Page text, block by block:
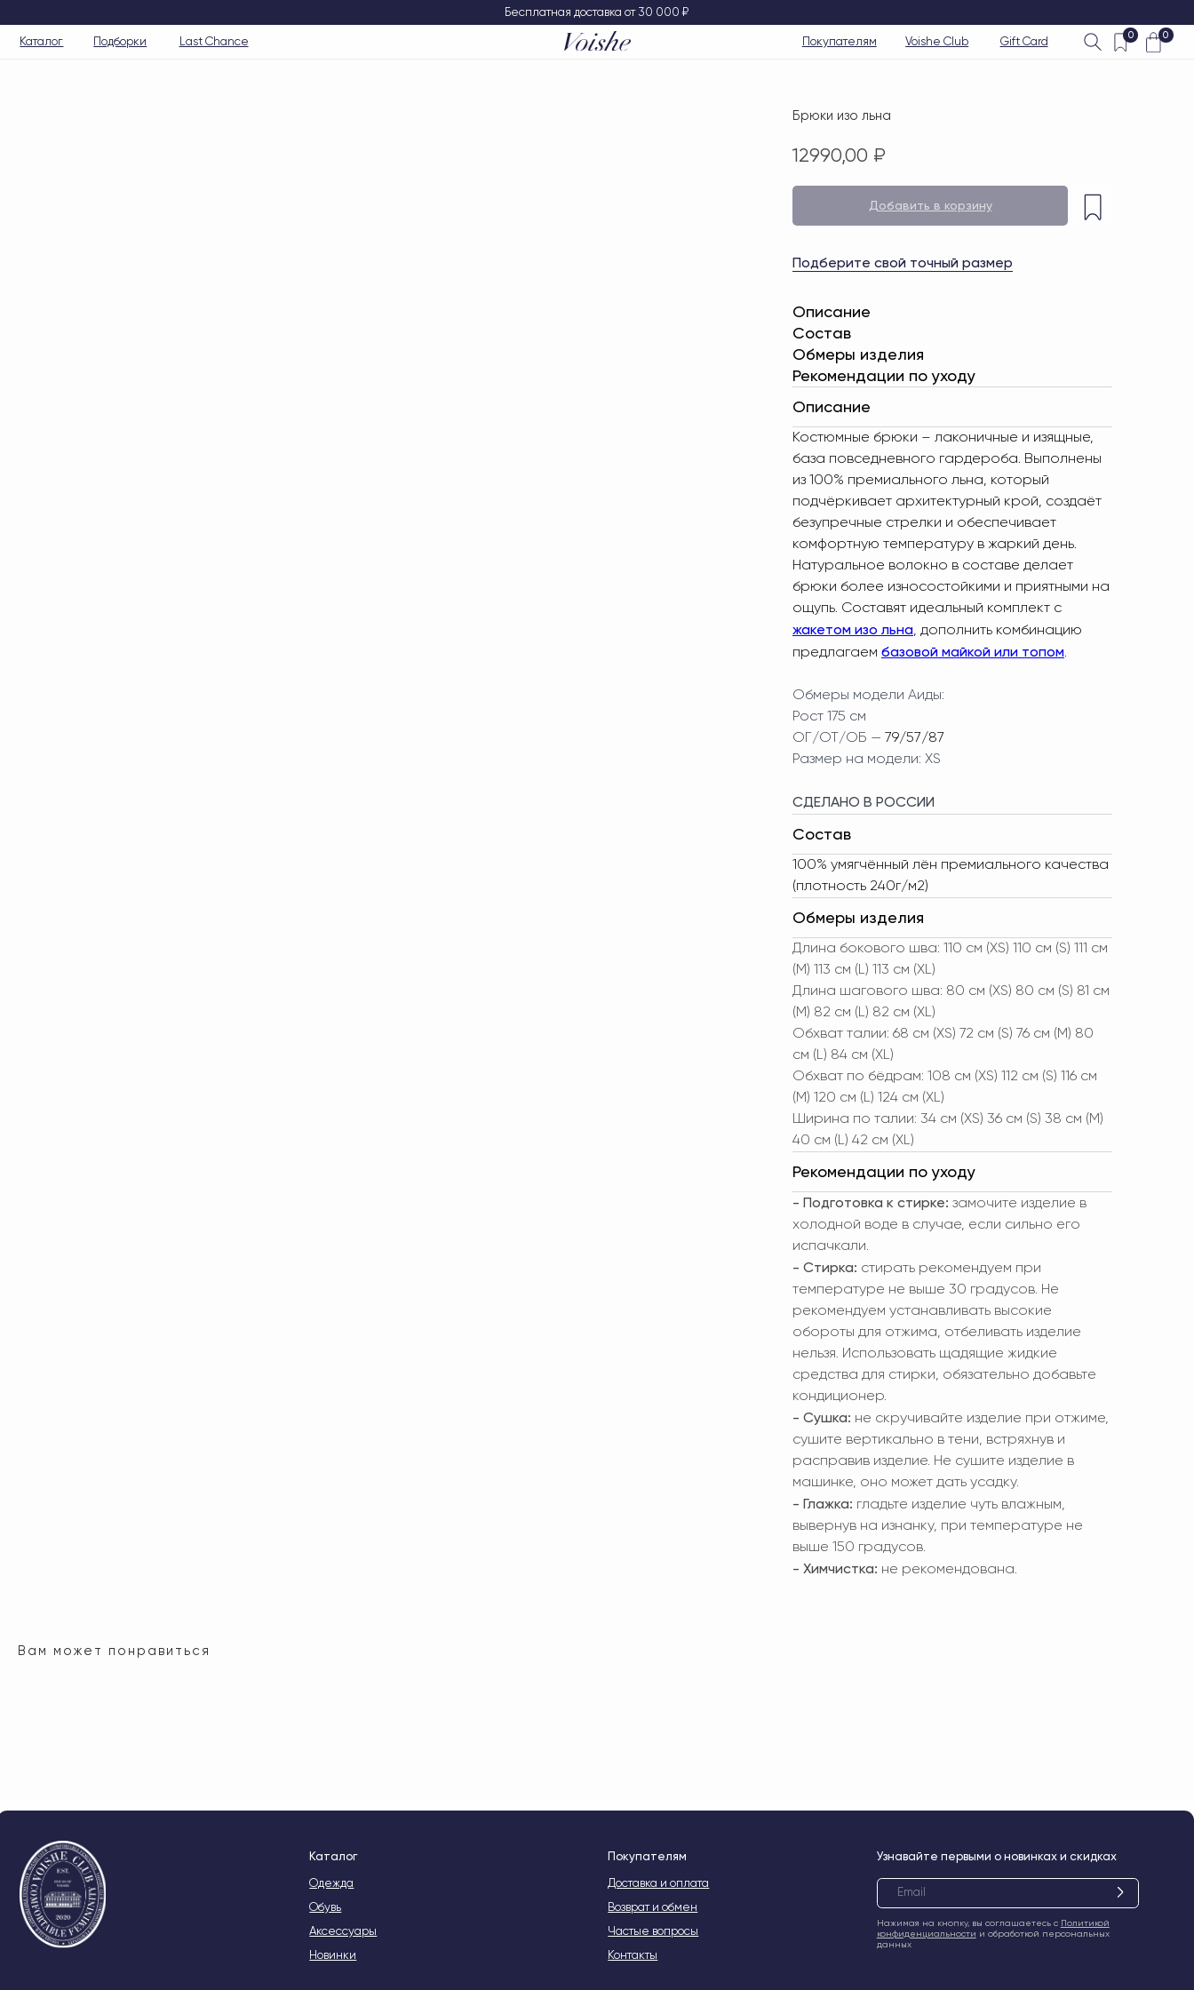
Бесплатная доставка от 30 000 ₽
Каталог Подборки Last Chance Voishe Club Gift Card
Брюки изо льна
12990,00 ₽
Добавить в корзину
Подберите свой точный размер
Описание
Состав
Обмеры изделия
Рекомендации по уходу
Описание
Костюмные брюки – лаконичные и изящные,
база повседневного гардероба. Выполнены
из 100% премиального льна, который
подчёркивает архитектурный крой, создаёт
безупречные стрелки и обеспечивает
комфортную температуру в жаркий день.
Натуральное волокно в составе делает
брюки более износостойкими и приятными на
ощупь. Составят идеальный комплект с
жакетом изо льна, дополнить комбинацию
предлагаем базовой майкой или топом.
Обмеры модели Аиды:
Рост 175 см
ОГ/ОТ/ОБ — 79/57/87
Размер на модели: XS
СДЕЛАНО В РОССИИ
Состав
100% умягчённый лён премиального качества
(плотность 240г/м2)
Обмеры изделия
Длина бокового шва: 110 см (XS) 110 см (S) 111 см
(M) 113 см (L) 113 см (XL)
Длина шагового шва: 80 см (XS) 80 см (S) 81 см
(M) 82 см (L) 82 см (XL)
Обхват талии: 68 см (XS) 72 см (S) 76 см (M) 80
см (L) 84 см (XL)
Обхват по бёдрам: 108 см (XS) 112 см (S) 116 см
(M) 120 см (L) 124 см (XL)
Ширина по талии: 34 см (XS) 36 см (S) 38 см (M)
40 см (L) 42 см (XL)
Рекомендации по уходу
- Подготовка к стирке: замочите изделие в
холодной воде в случае, если сильно его
испачкали.
- Стирка: стирать рекомендуем при
температуре не выше 30 градусов. Не
рекомендуем устанавливать высокие
обороты для отжима, отбеливать изделие
нельзя. Использовать щадящие жидкие
средства для стирки, обязательно добавьте
кондиционер.
- Сушка: не скручивайте изделие при отжиме,
сушите вертикально в тени, встряхнув и
расправив изделие. Не сушите изделие в
машинке, оно может дать усадку.
- Глажка: гладьте изделие чуть влажным,
вывернув на изнанку, при температуре не
выше 150 градусов.
- Химчистка: не рекомендована.
Вам может понравиться
© 2020-2026 VOISHE
WhatsApp